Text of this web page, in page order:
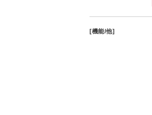
[機能/他]